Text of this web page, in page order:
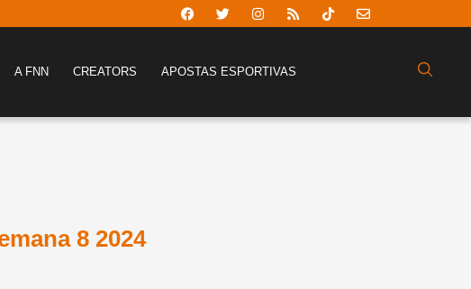
A FNN CREATORS APOSTAS ESPORTIVAS
8 2024